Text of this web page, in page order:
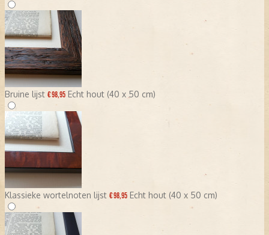
Bruine lijst € 98,95 Echt hout (40 x 50 cm)
Klassieke wortelnoten lijst € 98,95 Echt hout (40 x 50 cm)